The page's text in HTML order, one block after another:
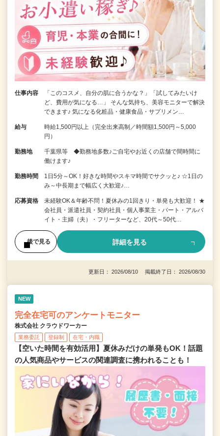
仕事内容
「このコスメ、自分の肌に合うかな？」「試してみたいけ
ど、費用が気になる…」 そんな気持ち、美容モニターで解決
できます♪ 気になる化粧品・健康食品・サプリメン…
給与
時給1,500円以上（完全出来高制／時間額1,500円～5,000
円）
勤務地
千葉県等 ◆勤務地多数♪ご自宅やお近くの店舗で間時間に
働けます♪
勤務時間
1日5分～OK！好きな時間やスキマ時間でサクッと♪ ☆1日の
み～中長期まで幅広く大歓迎♪…
応募資格
未経験OK＆年齢不問！夏休みの1回きり・単発も大歓迎！ ★
会社員・派遣社員・契約社員・個人事業主・パート・アルバ
イト・主婦（夫）・フリーターなど、20代～50代…
後で見る 詳細を見る
更新日： 2026/08/10 掲載終了日： 2026/08/30
NEW
完全在宅可のアンケートモニター
株式会社 クラウドワーカー
業務委託 登録制 在宅・内職
【空いた時間を有効活用】夏休みだけの単発もOK！話題
の人気商品やサービスの関連調査に携われることも！